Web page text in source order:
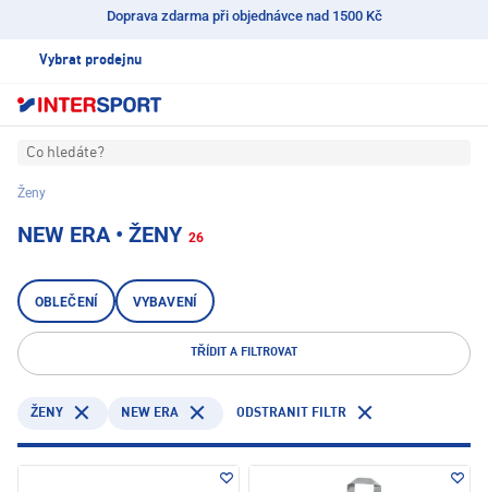
Doprava zdarma při objednávce nad 1500 Kč
Vybrat prodejnu
Co hledáte?
Ženy
NEW ERA • ŽENY 26
OBLEČENÍ VYBAVENÍ
TŘÍDIT A FILTROVAT
ŽENY NEW ERA ODSTRANIT FILTR